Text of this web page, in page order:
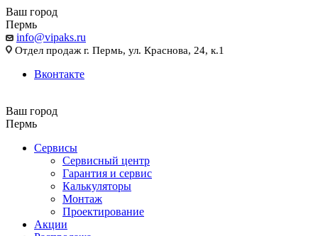
Ваш город
Пермь
info@vipaks.ru
Отдел продаж г. Пермь, ул. Краснова, 24, к.1
Вконтакте
Ваш город
Пермь
Сервисы
Сервисный центр
Гарантия и сервис
Калькуляторы
Монтаж
Проектирование
Акции